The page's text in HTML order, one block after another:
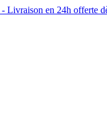
- Livraison en 24h offerte